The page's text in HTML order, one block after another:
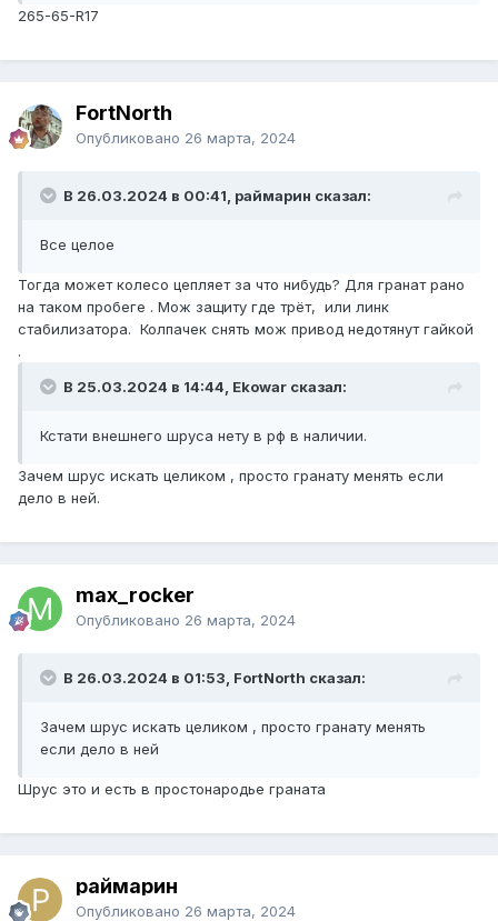
265-65-R17
FоrtNorth
Опубликовано 26 марта, 2024
В 26.03.2024 в 00:41, раймарин сказал:
Все целое
Тогда может колесо цепляет за что нибудь? Для гранат рано
на таком пробеге . Мож защиту где трёт, или линк
стабилизатора. Колпачек снять мож привод недотянут гайкой
.
В 25.03.2024 в 14:44, Ekowar сказал:
Кстати внешнего шруса нету в рф в наличии.
Зачем шрус искать целиком , просто гранату менять если
дело в ней.
max_rocker
Опубликовано 26 марта, 2024
В 26.03.2024 в 01:53, FоrtNorth сказал:
Зачем шрус искать целиком , просто гранату менять
если дело в ней
Шрус это и есть в простонародье граната
раймарин
Опубликовано 26 марта, 2024